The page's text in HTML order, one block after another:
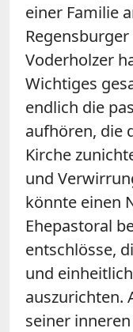
einer Familie
Voderholzer
Wichtiges
endlich die
aufhören, die
Kirche
und
könnte einen
Ehepastoral
entschlösse,
und
auszurichten.
seiner